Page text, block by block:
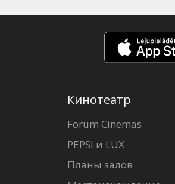
Кинотеатр
Forum Cinemas
PEPSI и LUX
Планы залов